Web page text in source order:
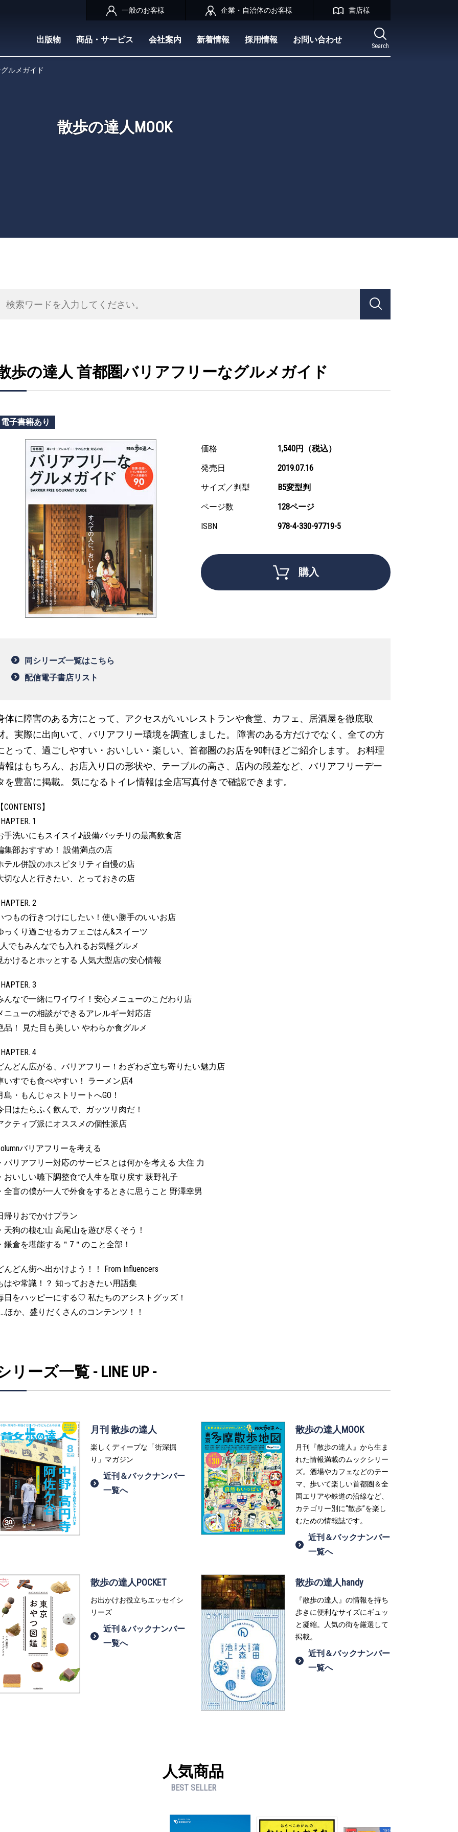
Search
出版物 商品・サービス 会社案内 新着情報 採用情報 お問い合わせ
一般のお客様 企業・自治体のお客様 書店様
ルメガイド
散歩の達人MOOK
歩の達人 首都圏バリアフリーなグルメガイド
電子書籍あり
価格
1,540円（税込）
発売日
2019.07.16
サイズ／判型
B5変型判
ページ数
128ページ
ISBN
978-4-330-97719-5
購入
同シリーズ一覧はこちら
配信電子書店リスト
体に障害のある方にとって、アクセスがいいレストランや食堂、カフェ、居酒屋を徹底取
。実際に出向いて、バリアフリー環境を調査しました。 障害のある方だけでなく、全ての方
とって、過ごしやすい・おいしい・楽しい、首都圏のお店を90軒ほどご紹介します。 お料理
報はもちろん、お店入り口の形状や、テーブルの高さ、店内の段差など、バリアフリーデー
を豊富に掲載。 気になるトイレ情報は全店写真付きで確認できます。
CONTENTS】
1
手洗いにもスイスイ♪設備バッチリの最高飲食店
集部おすすめ！ 設備満点の店
テル併設のホスピタリティ自慢の店
切な人と行きたい、とっておきの店
2
つもの行きつけにしたい！使い勝手のいいお店
っくり過ごせるカフェごはん&スイーツ
でもみんなでも入れるお気軽グルメ
かけるとホッとする 人気大型店の安心情報
3
んなで一緒にワイワイ！安心メニューのこだわり店
ニューの相談ができるアレルギー対応店
品！ 見た目も美しい やわらか食グルメ
4
んどん広がる、バリアフリー！わざわざ立ち寄りたい魅力店
いすでも食べやすい！ ラーメン店4
島・もんじゃストリートへGO！
日はたらふく飲んで、ガッツリ肉だ！
クティブ派にオススメの個性派店
バリアフリーを考える
バリアフリー対応のサービスとは何かを考える 大住 力
おいしい嚥下調整食で人生を取り戻す 萩野礼子
全盲の僕が一人で外食をするときに思うこと 野澤幸男
帰りおでかけプラン
天狗の棲む山 高尾山を遊び尽くそう！
鎌倉を堪能する＂7＂のこと全部！
んどん街へ出かけよう！！ From Influencers
はや常識！？ 知っておきたい用語集
日をハッピーにする♡ 私たちのアシストグッズ！
ほか、盛りだくさんのコンテンツ！！
リーズ一覧 - LINE UP -
月刊 散歩の達人
楽しくディープな「街深掘
り」マガジン
近刊＆バックナンバー
一覧へ
散歩の達人MOOK
月刊『散歩の達人』から生ま
れた情報満載のムックシリー
ズ。酒場やカフェなどのテー
マ、歩いて楽しい首都圏＆全
国エリアや鉄道の沿線など、
カテゴリー別に“散歩”を楽し
むための情報誌です。
近刊＆バックナンバー
一覧へ
散歩の達人POCKET
お出かけお役立ちエッセイシ
リーズ
近刊＆バックナンバー
一覧へ
散歩の達人handy
『散歩の達人』の情報を持ち
歩きに便利なサイズにギュッ
と凝縮。人気の街を厳選して
掲載。
近刊＆バックナンバー
一覧へ
人気商品
BEST SELLER